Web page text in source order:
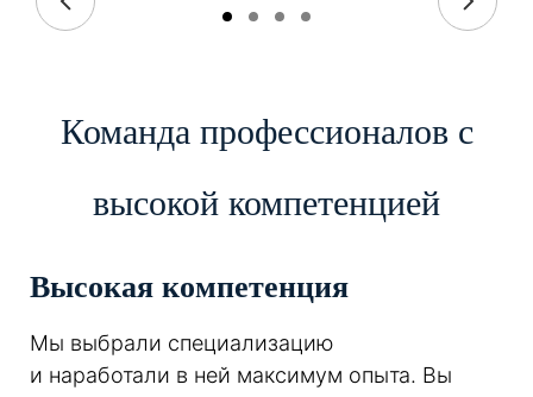
Команда профессионалов с
высокой компетенцией
Высокая компетенция
Мы выбрали специализацию
и наработали в ней максимум опыта. Вы